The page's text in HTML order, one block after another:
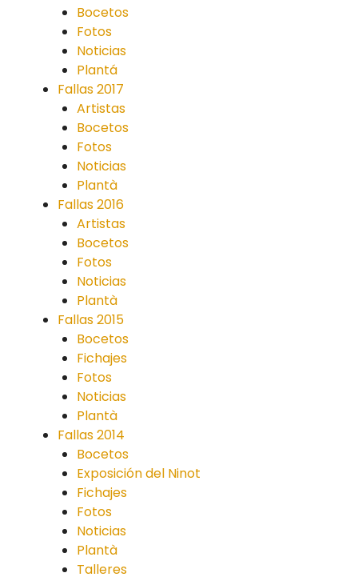
Bocetos
Fotos
Noticias
Plantá
Fallas 2017
Artistas
Bocetos
Fotos
Noticias
Plantà
Fallas 2016
Artistas
Bocetos
Fotos
Noticias
Plantà
Fallas 2015
Bocetos
Fichajes
Fotos
Noticias
Plantà
Fallas 2014
Bocetos
Exposición del Ninot
Fichajes
Fotos
Noticias
Plantà
Talleres